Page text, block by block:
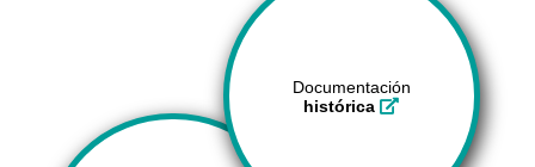
Documentación
histórica